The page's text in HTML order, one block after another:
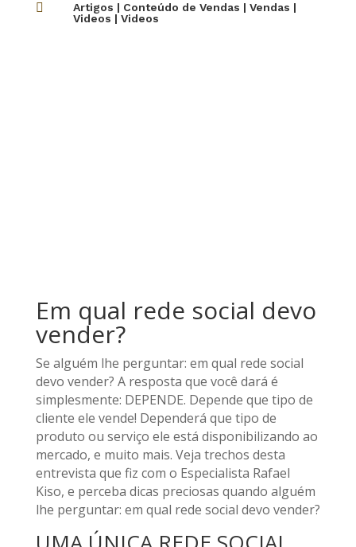
 Artigos | Conteúdo de Vendas | Vendas |
Videos | Videos
Em qual rede social devo
vender?
Se alguém lhe perguntar: em qual rede social
devo vender? A resposta que você dará é
simplesmente: DEPENDE. Depende que tipo de
cliente ele vende! Dependerá que tipo de
produto ou serviço ele está disponibilizando ao
mercado, e muito mais. Veja trechos desta
entrevista que fiz com o Especialista Rafael
Kiso, e perceba dicas preciosas quando alguém
lhe perguntar: em qual rede social devo vender?